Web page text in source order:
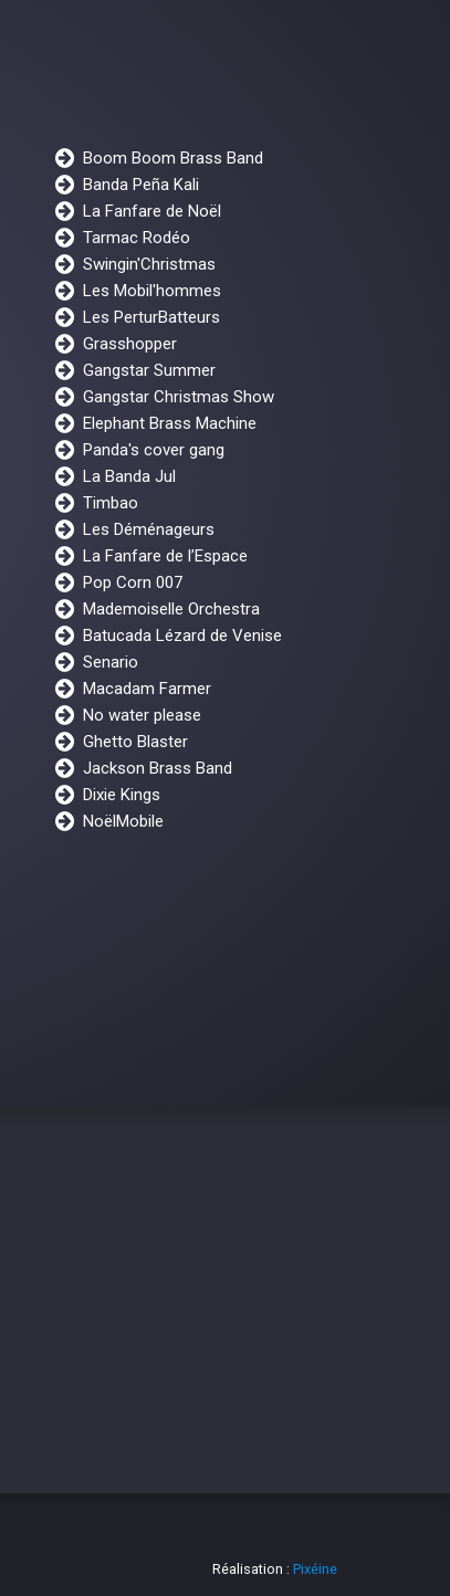
Boom Boom Brass Band
Banda Peña Kali
La Fanfare de Noël
Tarmac Rodéo
Swingin'Christmas
Les Mobil'hommes
Les PerturBatteurs
Grasshopper
Gangstar Summer
Gangstar Christmas Show
Elephant Brass Machine
Panda's cover gang
La Banda Jul
Timbao
Les Déménageurs
La Fanfare de l’Espace
Pop Corn 007
Mademoiselle Orchestra
Batucada Lézard de Venise
Senario
Macadam Farmer
No water please
Ghetto Blaster
Jackson Brass Band
Dixie Kings
NoëlMobile
Réalisation : Pixéine